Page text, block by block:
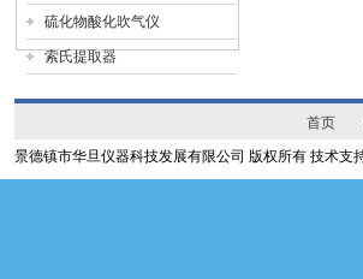
硫化物酸化吹气仪
索氏提取器
首页
景德镇市华旦仪器科技发展有限公司 版权所有 技术支